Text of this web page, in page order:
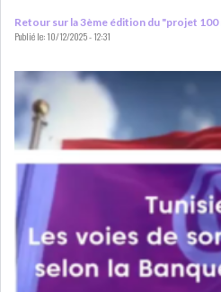
ASSURANCES
LEASING
SANTÉ
Retour sur la 3ème édition du "projet 100
Publié le:10/12/2025 - 12:31